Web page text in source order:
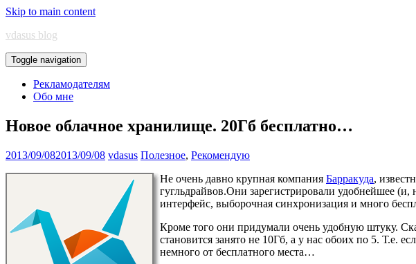
Skip to main content
vdasus blog
Toggle navigation
Рекламодателям
Обо мне
Новое облачное хранилище. 20Гб бесплатно…
2013/09/082013/09/08 vdasus Полезное, Рекомендую
Не очень давно крупная компания Барракуда,
гугльдрайвов.Они зарегистрировали удобнейшее (и,
интерфейс, выборочная синхронизация и много
Кроме того они придумали очень удобную штуку.
становится занято не 10Гб, а у нас обоих по 5. Т.е.
немного от бесплатного места…